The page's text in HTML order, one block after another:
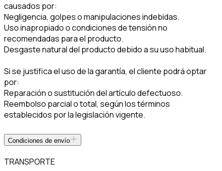
causados por:
Negligencia, golpes o manipulaciones indebidas.
Uso inapropiado o condiciones de tensión no
recomendadas para el producto.
Desgaste natural del producto debido a su uso habitual.
Si se justifica el uso de la garantía, el cliente podrá optar
por:
Reparación o sustitución del artículo defectuoso.
Reembolso parcial o total, según los términos
establecidos por la legislación vigente.
Condiciones de envío
TRANSPORTE